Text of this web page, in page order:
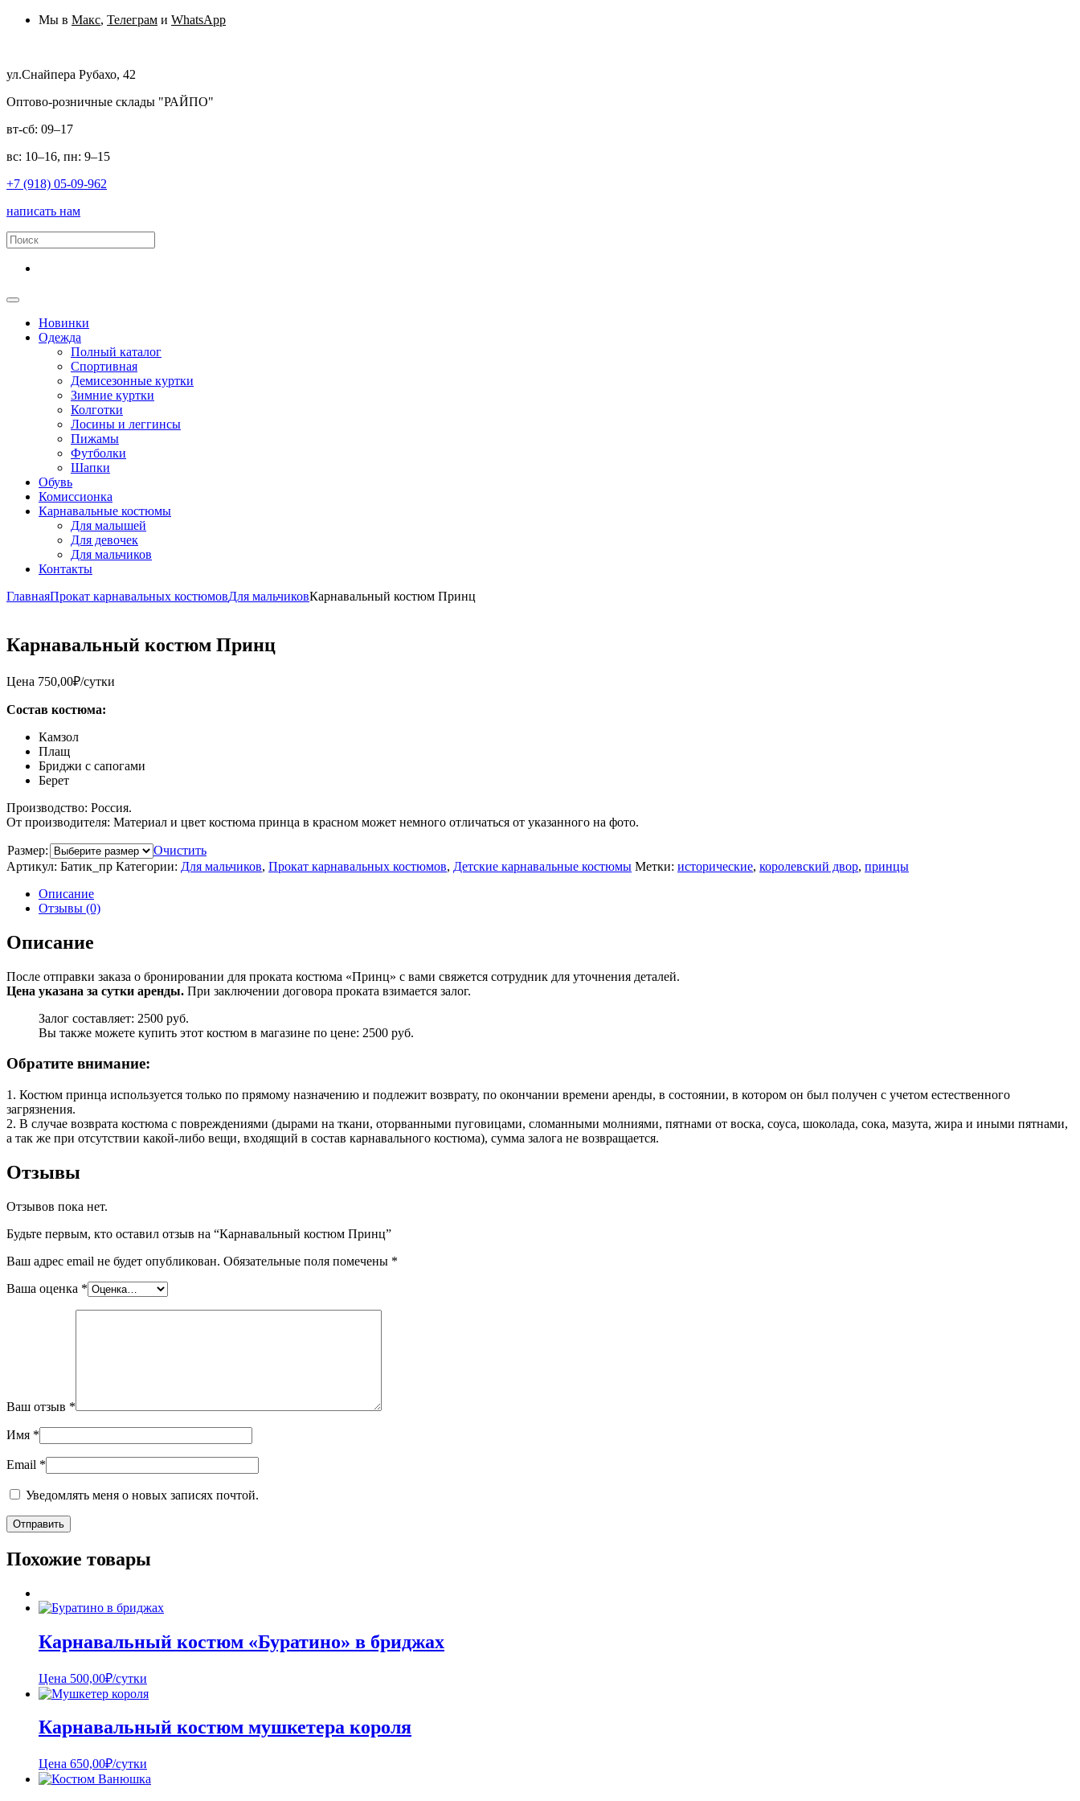
Мы в Макс, Телеграм и WhatsApp
ул.Снайпера Рубахо, 42
Оптово-розничные склады "РАЙПО"
вт-сб: 09–17
вс: 10–16, пн: 9–15
+7 (918) 05-09-962
написать нам
Новинки
Одежда
Полный каталог
Спортивная
Демисезонные куртки
Зимние куртки
Колготки
Лосины и леггинсы
Пижамы
Футболки
Шапки
Обувь
Комиссионка
Карнавальные костюмы
Для малышей
Для девочек
Для мальчиков
Контакты
ГлавнаяПрокат карнавальных костюмовДля мальчиковКарнавальный костюм Принц
Карнавальный костюм Принц
Цена 750,00₽/сутки
Состав костюма:
Камзол
Плащ
Бриджи с сапогами
Берет
Производство: Россия.
От производителя: Материал и цвет костюма принца в красном может немного отличаться от указанного на фото.
Размер:
Очистить
Артикул: Батик_пр Категории: Для мальчиков, Прокат карнавальных костюмов, Детские карнавальные костюмы Метки: исторические, королевский двор, принцы
Описание
Отзывы (0)
Описание
После отправки заказа о бронировании для проката костюма «Принц» с вами свяжется сотрудник для уточнения деталей.
Цена указана за сутки аренды. При заключении договора проката взимается залог.
Залог составляет: 2500 руб.
Вы также можете купить этот костюм в магазине по цене: 2500 руб.
Обратите внимание:
1. Костюм принца используется только по прямому назначению и подлежит возврату, по окончании времени аренды, в состоянии, в котором он был получен с учетом естественного
загрязнения.
2. В случае возврата костюма с повреждениями (дырами на ткани, оторванными пуговицами, сломанными молниями, пятнами от воска, соуса, шоколада, сока, мазута, жира и иными пятнами,
а так же при отсутствии какой-либо вещи, входящий в состав карнавального костюма), сумма залога не возвращается.
Отзывы
Отзывов пока нет.
Будьте первым, кто оставил отзыв на “Карнавальный костюм Принц”
Ваш адрес email не будет опубликован. Обязательные поля помечены *
Ваша оценка *
Ваш отзыв *
Имя *
Email *
Уведомлять меня о новых записях почтой.
Похожие товары
Карнавальный костюм «Буратино» в бриджах
Цена 500,00₽/сутки
Карнавальный костюм мушкетера короля
Цена 650,00₽/сутки